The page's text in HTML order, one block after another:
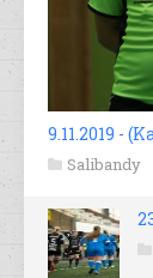
9.11.2019 -
Salibandy